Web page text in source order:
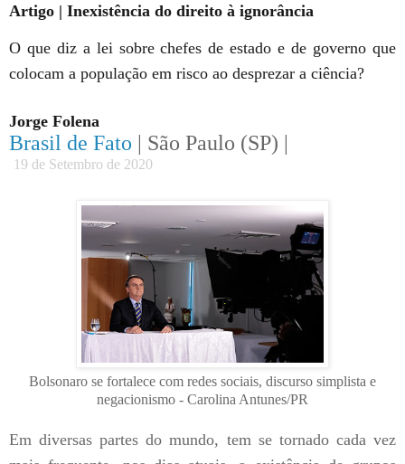
Artigo | Inexistência do direito à ignorância
O que diz a lei sobre chefes de estado e de governo que
colocam a população em risco ao desprezar a ciência?
Jorge Folena
Brasil de Fato | São Paulo (SP) |
19 de Setembro de 2020
Bolsonaro se fortalece com redes sociais, discurso simplista e
negacionismo - Carolina Antunes/PR
Em diversas partes do mundo, tem se tornado cada vez